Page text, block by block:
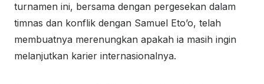
turnamen ini, bersama dengan pergesekan dalam
timnas dan konflik dengan Samuel Eto’o, telah
membuatnya merenungkan apakah ia masih ingin
melanjutkan karier internasionalnya.